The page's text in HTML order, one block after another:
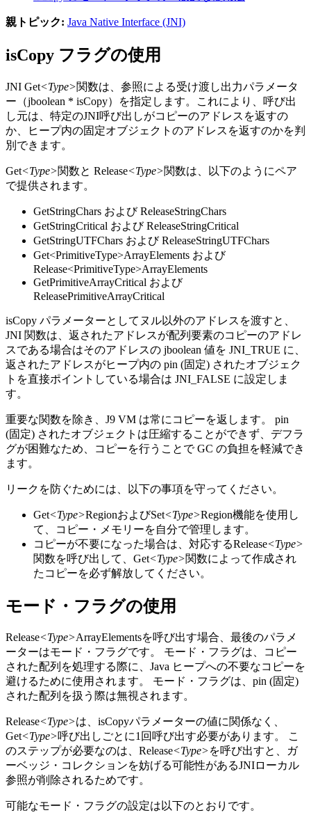
親トピック: Java Native Interface (JNI)
isCopy フラグの使用
JNI Get<Type>関数は、参照による受け渡し出力パラメータ
ー（jboolean * isCopy）を指定します。これにより、呼び出
し元は、特定のJNI呼び出しがコピーのアドレスを返すの
か、ヒープ内の固定オブジェクトのアドレスを返すのかを判
別できます。
Get<Type>関数と Release<Type>関数は、以下のようにペア
で提供されます。
GetStringChars およびReleaseStringChars
GetStringCritical およびReleaseStringCritical
GetStringUTFChars およびReleaseStringUTFChars
Get<PrimitiveType>ArrayElements および
Release<PrimitiveType>ArrayElements
GetPrimitiveArrayCritical および
ReleasePrimitiveArrayCritical
isCopy パラメーターとしてヌル以外のアドレスを渡すと、
JNI 関数は、返されたアドレスが配列要素のコピーのアドレ
スである場合はそのアドレスの jboolean 値を JNI_TRUE に、
返されたアドレスがヒープ内の pin (固定) されたオブジェク
トを直接ポイントしている場合は JNI_FALSE に設定しま
す。
重要な関数を除き、J9 VM は常にコピーを返します。 pin
(固定) されたオブジェクトは圧縮することができず、デフラ
グが困難なため、コピーを行うことで GC の負担を軽減でき
ます。
リークを防ぐためには、以下の事項を守ってください。
Get<Type>RegionおよびSet<Type>Region機能を使用し
て、コピー・メモリーを自分で管理します。
コピーが不要になった場合は、対応するRelease<Type>
関数を呼び出して、Get<Type>関数によって作成され
たコピーを必ず解放してください。
モード・フラグの使用
Release<Type>ArrayElementsを呼び出す場合、最後のパラメ
ーターはモード・フラグです。 モード・フラグは、コピー
された配列を処理する際に、Java ヒープへの不要なコピーを
避けるために使用されます。 モード・フラグは、pin (固定)
された配列を扱う際は無視されます。
Release<Type>は、isCopyパラメーターの値に関係なく、
Get<Type>呼び出しごとに1回呼び出す必要があります。 こ
のステップが必要なのは、Release<Type>を呼び出すと、ガ
ーベッジ・コレクションを妨げる可能性があるJNIローカル
参照が削除されるためです。
可能なモード・フラグの設定は以下のとおりです。